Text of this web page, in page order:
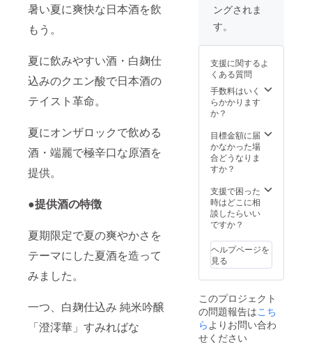
暑い夏に爽快な日本酒を飲
もう。
夏に飲みやすい酒・白麹仕
込みのクエン酸で日本酒の
テイスト革命。
夏にオンザロックで飲める
酒・端麗で極辛口な原酒を
提供。
●提供酒の特徴
夏期限定で夏の爽やかさを
テーマにした夏酒を造って
みました。
一つ、白麹仕込み 純米吟醸
「澄澪華」すみればな
ングされま
す。
支援に関するよ
くある質問
手数料はいく
らかかります
か？
目標金額に届
かなかった場
合どうなりま
すか？
支援で困った
時はどこに相
談したらいい
ですか？
ヘルプページを
見る
このプロジェクト
の問題報告はこち
ら よりお問い合わ
せください